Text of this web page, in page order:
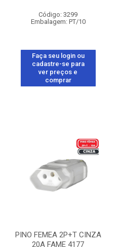
Código: 3299
Embalagem: PT/10
Faça seu login ou
cadastre-se para
ver preços e
comprar
PINO FEMEA 2P+T CINZA
20A FAME 4177